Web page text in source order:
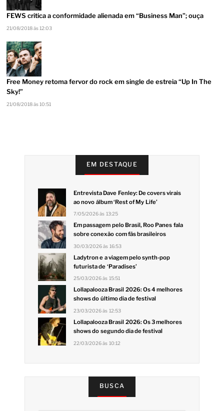
FEWS critica a conformidade alienada em “Business Man”; ouça
21/08/2018 às 12:03
Free Money retoma fervor do rock em single de estreia “Up In The
Sky!”
21/08/2018 às 10:51
EM DESTAQUE
Entrevista Dave Fenley: De covers virais
ao novo álbum ‘Rest of My Life’
7/05/2026 às 13:25
Em passagem pelo Brasil, Roo Panes fala
sobre conexão com fãs brasileiros
30/03/2026 às 16:53
Ladytron e a viagem pelo synth-pop
futurista de ‘Paradises’
25/03/2026 às 15:51
Lollapalooza Brasil 2026: Os 4 melhores
shows do último dia de festival
23/03/2026 às 12:53
Lollapalooza Brasil 2026: Os 3 melhores
shows do segundo dia de festival
22/03/2026 às 10:12
BUSCA